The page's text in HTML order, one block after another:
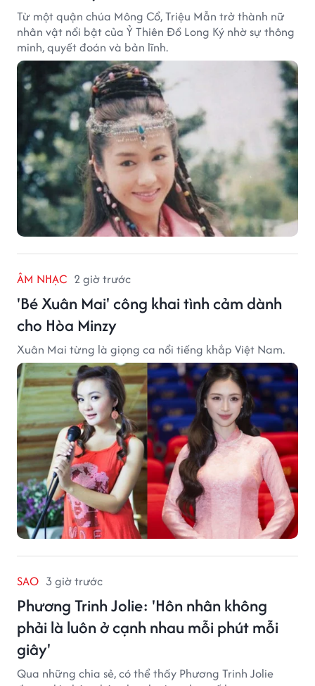
Từ một quận chúa Mông Cổ, Triệu Mẫn trở thành nữ
nhân vật nổi bật của Ỷ Thiên Đồ Long Ký nhờ sự thông
minh, quyết đoán và bản lĩnh.
ÂM NHẠC 2 giờ trước
'Bé Xuân Mai' công khai tình cảm dành
cho Hòa Minzy
Xuân Mai từng là giọng ca nổi tiếng khắp Việt Nam.
SAO 3 giờ trước
Phương Trinh Jolie: 'Hôn nhân không
phải là luôn ở cạnh nhau mỗi phút mỗi
giây'
Qua những chia sẻ, có thể thấy Phương Trinh Jolie